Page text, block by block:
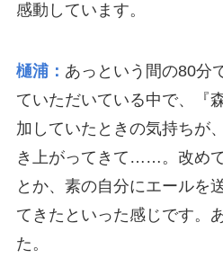
感動しています。
樋浦： あっという間の80分
ていただいている中で、『
加していたときの気持ちが
き上がってきて……。改め
とか、素の自分にエールを
てきたといった感じです。
た。